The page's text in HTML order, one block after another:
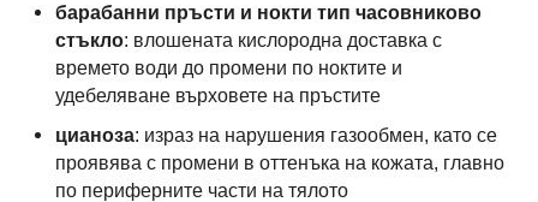
барабанни пръсти и нокти тип часовниково
стъкло: влошената кислородна доставка с
времето води до промени по ноктите и
удебеляване върховете на пръстите
цианоза: израз на нарушения газообмен, като се
проявява с промени в оттенъка на кожата, главно
по периферните части на тялото